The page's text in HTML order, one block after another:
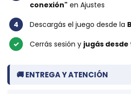
conexión" en Ajustes
4
Descargás el juego desde la
✓
Cerrás sesión y jugás
🚚 ENTREGA Y ATENCIÓN